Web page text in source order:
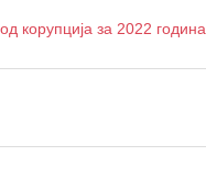
корупција за 2022 година